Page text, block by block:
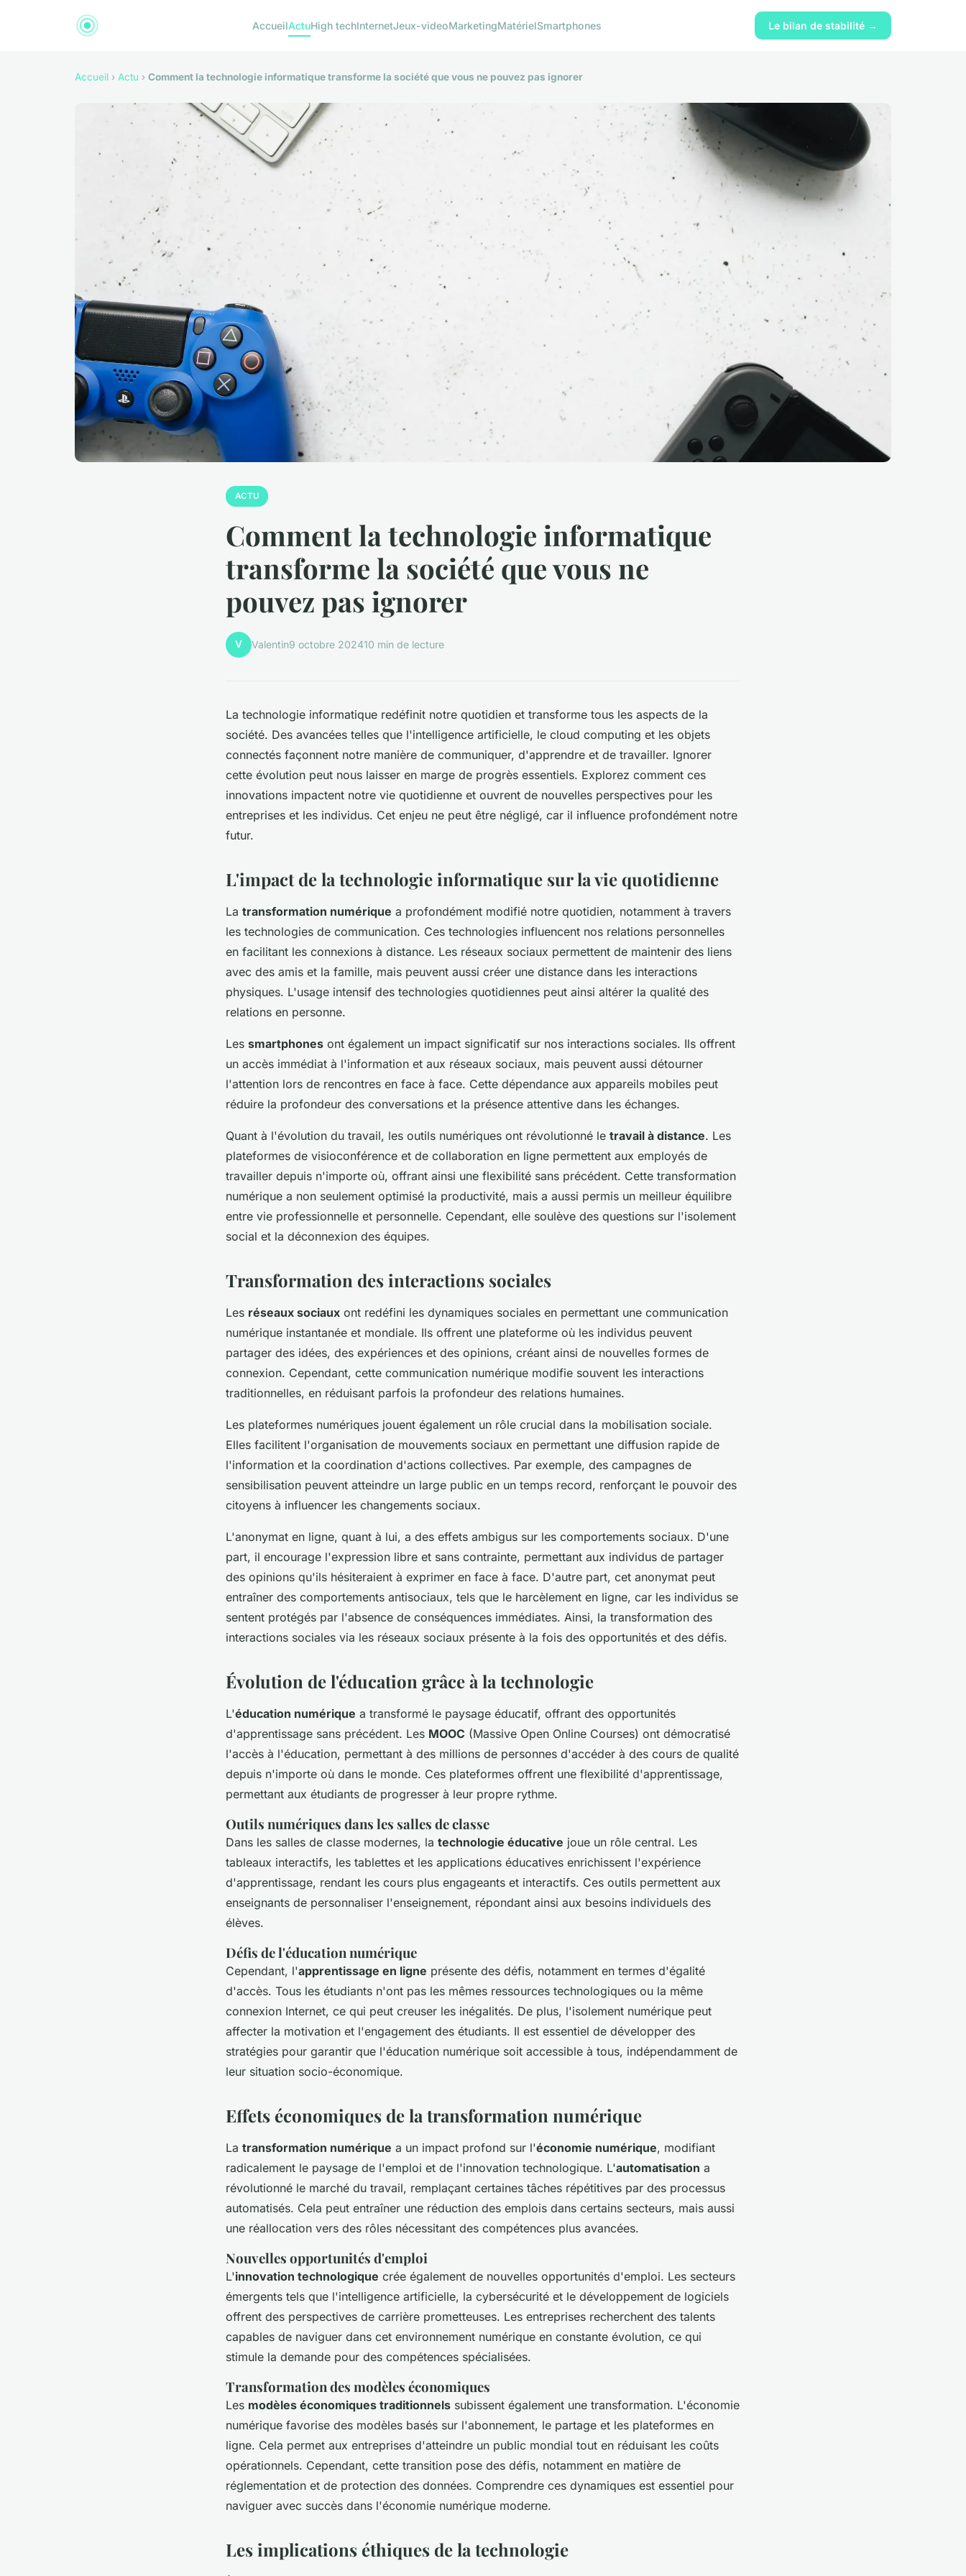
AccueilActuHigh techInternetJeux-videoMarketingMatérielSmartphones Le bilan de stabilité →
Accueil › Actu › Comment la technologie informatique transforme la société que vous ne pouvez pas ignorer
ACTU
Comment la technologie informatique
transforme la société que vous ne
pouvez pas ignorer
V Valentin9 octobre 202410 min de lecture
La technologie informatique redéfinit notre quotidien et transforme tous les aspects de la
société. Des avancées telles que l'intelligence artificielle, le cloud computing et les objets
connectés façonnent notre manière de communiquer, d'apprendre et de travailler. Ignorer
cette évolution peut nous laisser en marge de progrès essentiels. Explorez comment ces
innovations impactent notre vie quotidienne et ouvrent de nouvelles perspectives pour les
entreprises et les individus. Cet enjeu ne peut être négligé, car il influence profondément notre
futur.
L'impact de la technologie informatique sur la vie quotidienne
La transformation numérique a profondément modifié notre quotidien, notamment à travers
les technologies de communication. Ces technologies influencent nos relations personnelles
en facilitant les connexions à distance. Les réseaux sociaux permettent de maintenir des liens
avec des amis et la famille, mais peuvent aussi créer une distance dans les interactions
physiques. L'usage intensif des technologies quotidiennes peut ainsi altérer la qualité des
relations en personne.
Les smartphones ont également un impact significatif sur nos interactions sociales. Ils offrent
un accès immédiat à l'information et aux réseaux sociaux, mais peuvent aussi détourner
l'attention lors de rencontres en face à face. Cette dépendance aux appareils mobiles peut
réduire la profondeur des conversations et la présence attentive dans les échanges.
Quant à l'évolution du travail, les outils numériques ont révolutionné le travail à distance. Les
plateformes de visioconférence et de collaboration en ligne permettent aux employés de
travailler depuis n'importe où, offrant ainsi une flexibilité sans précédent. Cette transformation
numérique a non seulement optimisé la productivité, mais a aussi permis un meilleur équilibre
entre vie professionnelle et personnelle. Cependant, elle soulève des questions sur l'isolement
social et la déconnexion des équipes.
Transformation des interactions sociales
Les réseaux sociaux ont redéfini les dynamiques sociales en permettant une communication
numérique instantanée et mondiale. Ils offrent une plateforme où les individus peuvent
partager des idées, des expériences et des opinions, créant ainsi de nouvelles formes de
connexion. Cependant, cette communication numérique modifie souvent les interactions
traditionnelles, en réduisant parfois la profondeur des relations humaines.
Les plateformes numériques jouent également un rôle crucial dans la mobilisation sociale.
Elles facilitent l'organisation de mouvements sociaux en permettant une diffusion rapide de
l'information et la coordination d'actions collectives. Par exemple, des campagnes de
sensibilisation peuvent atteindre un large public en un temps record, renforçant le pouvoir des
citoyens à influencer les changements sociaux.
L'anonymat en ligne, quant à lui, a des effets ambigus sur les comportements sociaux. D'une
part, il encourage l'expression libre et sans contrainte, permettant aux individus de partager
des opinions qu'ils hésiteraient à exprimer en face à face. D'autre part, cet anonymat peut
entraîner des comportements antisociaux, tels que le harcèlement en ligne, car les individus se
sentent protégés par l'absence de conséquences immédiates. Ainsi, la transformation des
interactions sociales via les réseaux sociaux présente à la fois des opportunités et des défis.
Évolution de l'éducation grâce à la technologie
L'éducation numérique a transformé le paysage éducatif, offrant des opportunités
d'apprentissage sans précédent. Les MOOC (Massive Open Online Courses) ont démocratisé
l'accès à l'éducation, permettant à des millions de personnes d'accéder à des cours de qualité
depuis n'importe où dans le monde. Ces plateformes offrent une flexibilité d'apprentissage,
permettant aux étudiants de progresser à leur propre rythme.
Outils numériques dans les salles de classe
Dans les salles de classe modernes, la technologie éducative joue un rôle central. Les
tableaux interactifs, les tablettes et les applications éducatives enrichissent l'expérience
d'apprentissage, rendant les cours plus engageants et interactifs. Ces outils permettent aux
enseignants de personnaliser l'enseignement, répondant ainsi aux besoins individuels des
élèves.
Défis de l'éducation numérique
Cependant, l'apprentissage en ligne présente des défis, notamment en termes d'égalité
d'accès. Tous les étudiants n'ont pas les mêmes ressources technologiques ou la même
connexion Internet, ce qui peut creuser les inégalités. De plus, l'isolement numérique peut
affecter la motivation et l'engagement des étudiants. Il est essentiel de développer des
stratégies pour garantir que l'éducation numérique soit accessible à tous, indépendamment de
leur situation socio-économique.
Effets économiques de la transformation numérique
La transformation numérique a un impact profond sur l'économie numérique, modifiant
radicalement le paysage de l'emploi et de l'innovation technologique. L'automatisation a
révolutionné le marché du travail, remplaçant certaines tâches répétitives par des processus
automatisés. Cela peut entraîner une réduction des emplois dans certains secteurs, mais aussi
une réallocation vers des rôles nécessitant des compétences plus avancées.
Nouvelles opportunités d'emploi
L'innovation technologique crée également de nouvelles opportunités d'emploi. Les secteurs
émergents tels que l'intelligence artificielle, la cybersécurité et le développement de logiciels
offrent des perspectives de carrière prometteuses. Les entreprises recherchent des talents
capables de naviguer dans cet environnement numérique en constante évolution, ce qui
stimule la demande pour des compétences spécialisées.
Transformation des modèles économiques
Les modèles économiques traditionnels subissent également une transformation. L'économie
numérique favorise des modèles basés sur l'abonnement, le partage et les plateformes en
ligne. Cela permet aux entreprises d'atteindre un public mondial tout en réduisant les coûts
opérationnels. Cependant, cette transition pose des défis, notamment en matière de
réglementation et de protection des données. Comprendre ces dynamiques est essentiel pour
naviguer avec succès dans l'économie numérique moderne.
Les implications éthiques de la technologie